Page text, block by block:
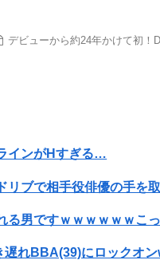
デビューから約24年かけて初！
インがHすぎる…
リブで相手役俳優の手を
る男ですｗｗｗｗｗｗこ
遅れBBA(39)にロックオ